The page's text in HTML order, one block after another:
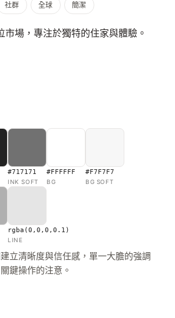
社群 全球 簡潔
市場，專注於獨特的住家與體驗。
#717171
INK SOFT
#FFFFFF
BG
#F7F7F7
BG SOFT
rgba(0,0,0,0.1)
LINE
立清晰度與信任感，單一大膽的強調
鍵操作的注意。